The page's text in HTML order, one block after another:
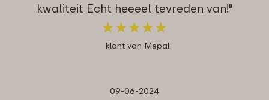
kwaliteit Echt heeeel tevreden van!"
★★★★★
★★★★★
klant van Mepal
09-06-2024